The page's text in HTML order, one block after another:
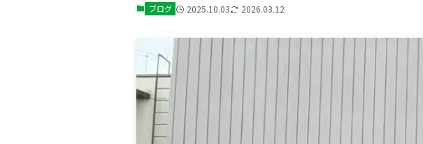
ブログ 2025.10.03 2026.03.12